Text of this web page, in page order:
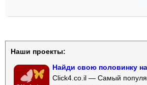
Наши проекты:
Найди свою половинку
Click4.co.il — Самый